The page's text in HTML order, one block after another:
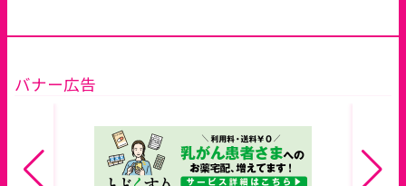
バナー広告